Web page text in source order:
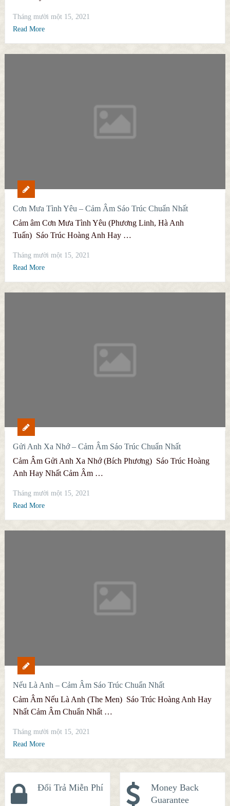
Tháng mười một 15, 2021
Read More
Cơn Mưa Tình Yêu – Cảm Âm Sáo Trúc Chuẩn Nhất
Cảm âm Cơn Mưa Tình Yêu (Phương Linh, Hà Anh
Tuấn) Sáo Trúc Hoàng Anh Hay …
Tháng mười một 15, 2021
Read More
Gửi Anh Xa Nhớ – Cảm Âm Sáo Trúc Chuẩn Nhất
Cảm Âm Gửi Anh Xa Nhớ (Bích Phương) Sáo Trúc Hoàng
Anh Hay Nhất Cảm Âm …
Tháng mười một 15, 2021
Read More
Nếu Là Anh – Cảm Âm Sáo Trúc Chuẩn Nhất
Cảm Âm Nếu Là Anh (The Men) Sáo Trúc Hoàng Anh Hay
Nhất Cảm Âm Chuẩn Nhất …
Tháng mười một 15, 2021
Read More
Đổi Trả Miễn Phí
Money Back
Guarantee